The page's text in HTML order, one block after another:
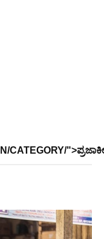
CATEGORY/